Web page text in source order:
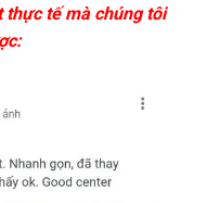
thực tế mà chúng tôi